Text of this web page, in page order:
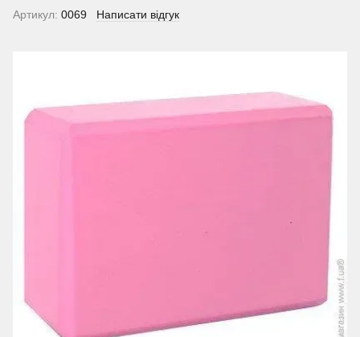
Артикул: 0069 Написати відгук